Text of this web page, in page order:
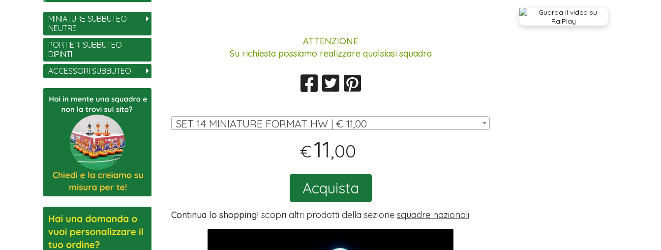
ATTENZIONE
Su richiesta possiamo realizzare qualsiasi squadra
SET 14 MINIATURE FORMAT HW | € 11,00
€11,00
Acquista
Continua lo shopping!scopri altri prodotti della sezione squadre nazionali
MINIATURE SUBBUTEO
NEUTRE
PORTIERI SUBBUTEO
DIPINTI
ACCESSORI SUBBUTEO